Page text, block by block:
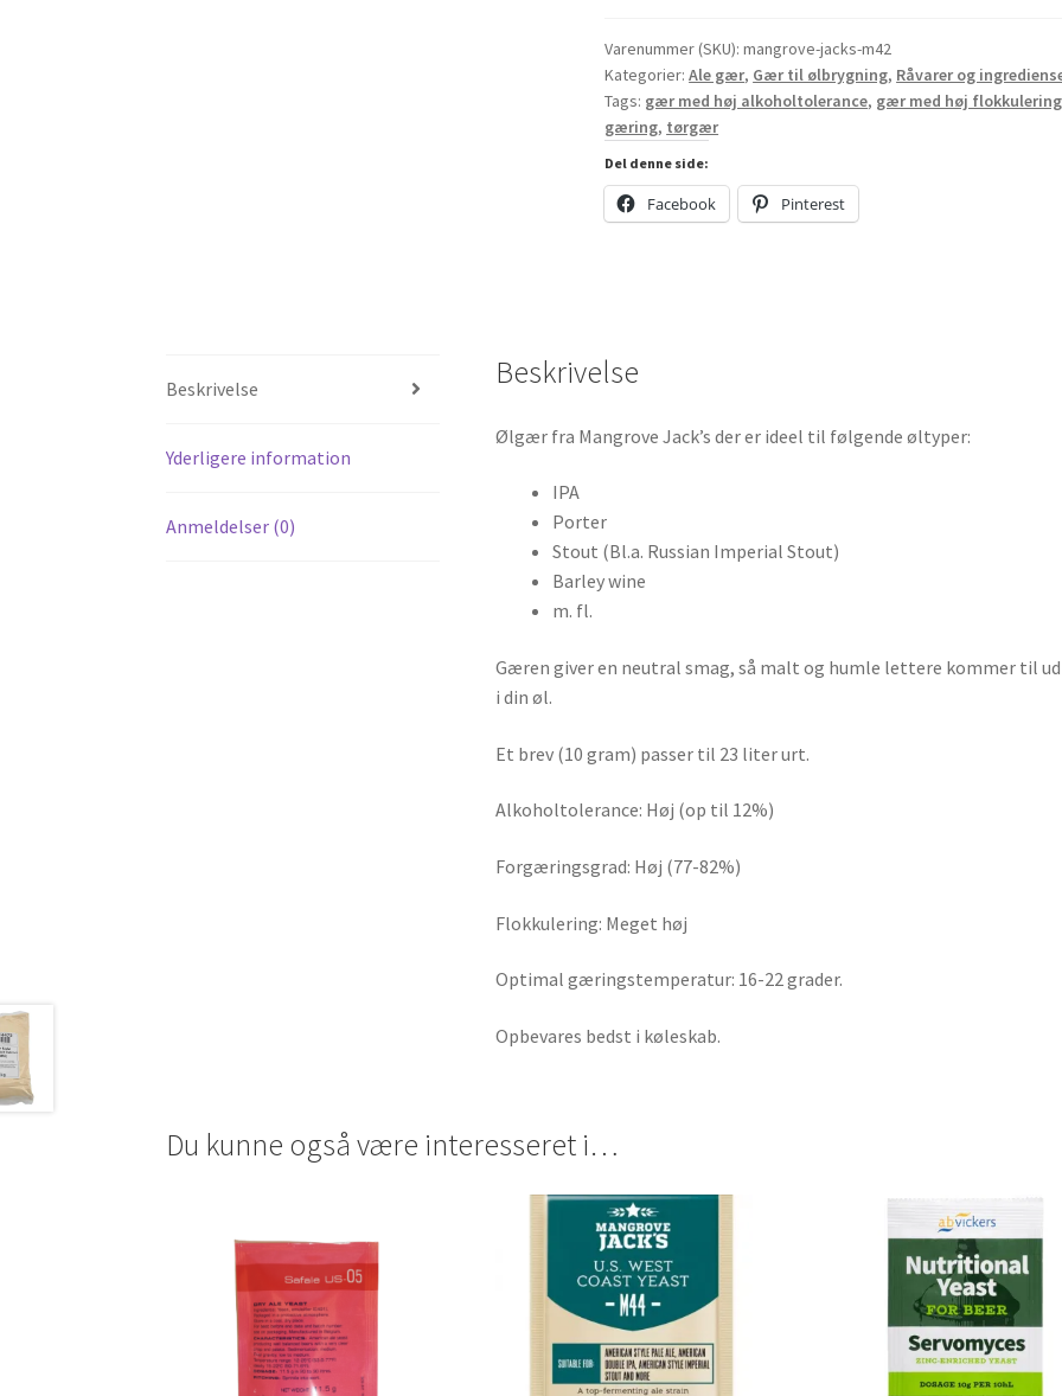
Strong
Ale
M42
gær
-
10
gram
Varenummer (SKU):mangrove-jacks-m42
Kategorier:Ale gær, Gær til ølbrygning, Råvarer og
Tags: gær med høj alkoholtolerance, gær med høj flokkulering
gæring, tørgær
Del denne side:
Facebook Pinterest
Beskrivelse
Yderligere information
Anmeldelser (0)
Beskrivelse
Ølgær fra Mangrove Jack’s der er ideel til følgende øltyper:
IPA
Porter
Stout (Bl.a. Russian Imperial Stout)
Barley wine
m. fl.
Gæren giver en neutral smag, så malt og humle lettere kommer til
i din øl.
Et brev (10 gram) passer til 23 liter urt.
Alkoholtolerance: Høj (op til 12%)
Forgæringsgrad: Høj (77-82%)
Flokkulering: Meget høj
Optimal gæringstemperatur: 16-22 grader.
Opbevares bedst i køleskab.
Du kunne også være interesseret i…